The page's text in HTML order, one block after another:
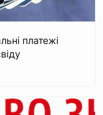
платежі